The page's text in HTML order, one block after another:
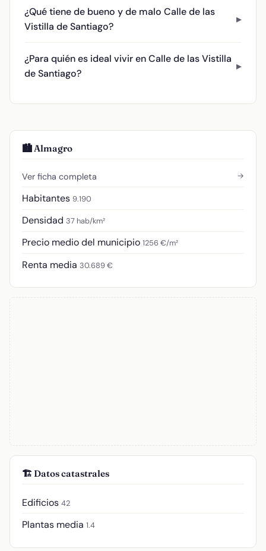
¿Qué tiene de bueno y de malo Calle de las
Vistilla de Santiago?
¿Para quién es ideal vivir en Calle de las Vistilla
de Santiago?
🏙️ Almagro
Ver ficha completa →
Habitantes 9.190
Densidad 37 hab/km²
Precio medio del municipio 1256 €/m²
Renta media 30.689 €
🏗️ Datos catastrales
Edificios 42
Plantas media 1.4